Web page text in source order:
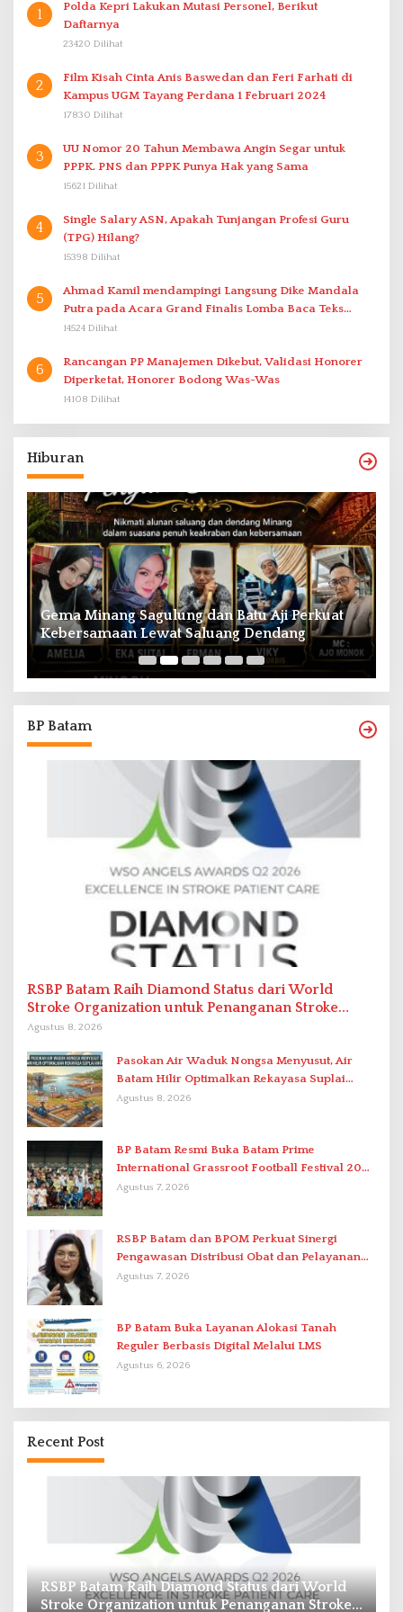
1
Polda Kepri Lakukan Mutasi Personel, Berikut
Daftarnya
23420 Dilihat
2
Film Kisah Cinta Anis Baswedan dan Feri Farhati di
Kampus UGM Tayang Perdana 1 Februari 2024
17830 Dilihat
3
UU Nomor 20 Tahun Membawa Angin Segar untuk
PPPK. PNS dan PPPK Punya Hak yang Sama
15621 Dilihat
4
Single Salary ASN, Apakah Tunjangan Profesi Guru
(TPG) Hilang?
15398 Dilihat
5
Ahmad Kamil mendampingi Langsung Dike Mandala
Putra pada Acara Grand Finalis Lomba Baca Teks
Proklamasi Mirip Bung Karno di Bali
14524 Dilihat
6
Rancangan PP Manajemen Dikebut, Validasi Honorer
Diperketat, Honorer Bodong Was-Was
14108 Dilihat
Hiburan
Aktor Epy Kusnandar Tutup Usia, Dunia
Hiburan Tanah Air Berduka
BP Batam
RSBP Batam Raih Diamond Status dari World
Stroke Organization untuk Penanganan Stroke
Berstandar Internasional
Agustus 8, 2026
Pasokan Air Waduk Nongsa Menyusut, Air
Batam Hilir Optimalkan Rekayasa Suplai
Antar-IPAM
Agustus 8, 2026
BP Batam Resmi Buka Batam Prime
International Grassroot Football Festival 2026
di Stadion Temenggung Abdul Jamal
Agustus 7, 2026
RSBP Batam dan BPOM Perkuat Sinergi
Pengawasan Distribusi Obat dan Pelayanan
Kefarmasian
Agustus 7, 2026
BP Batam Buka Layanan Alokasi Tanah
Reguler Berbasis Digital Melalui LMS
Agustus 6, 2026
Recent Post
World
Stroke
Pasokan Air Waduk Nongsa Menyusut, Air
Batam Hilir Optimalkan Rekayasa Suplai